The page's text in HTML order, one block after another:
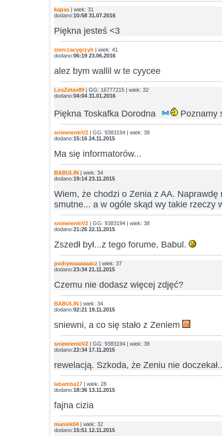
kapas | wiek: 31
dodano:10:58 31.07.2016
Piękna jesteś <3
sterczacygrzyb | wiek: 41
dodano:06:19 23.06.2016
alez bym wallil w te cyycee
LosZetas89 | GG: 16777215 | wiek: 32
dodano:04:04 31.01.2016
Piękna Toskafka Dorodna Poznamy
sniewienkiV2 | GG: 9383194 | wiek: 38
dodano:15:16 24.11.2015
Ma się informatorów...
BABULIN | wiek: 34
dodano:19:14 23.11.2015
Wiem, że chodzi o Zenia z AA. Naprawdę
smutne... a w ogóle skąd wy takie rzeczy
sniewienkiV2 | GG: 9383194 | wiek: 38
dodano:21:26 22.11.2015
Zszedł był...z tego forume, Babul.
podrywaaaaaacz | wiek: 37
dodano:23:34 21.11.2015
Czemu nie dodasz więcej zdjęć?
BABULIN | wiek: 34
dodano:02:21 19.11.2015
sniewni, a co się stało z Zeniem
sniewienkiV2 | GG: 9383194 | wiek: 38
dodano:22:34 17.11.2015
rewelacją. Szkoda, że Zeniu nie
labamba17 | wiek: 28
dodano:18:36 13.11.2015
fajna cizia
maniek04 | wiek: 32
dodano:15:51 12.11.2015